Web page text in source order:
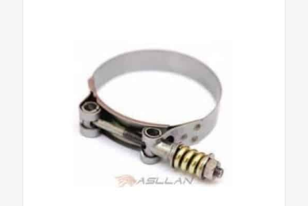
Parafuso e Porcas
Seja Nosso Representante